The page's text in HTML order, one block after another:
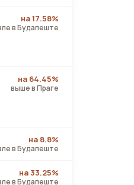
на 17.58%
в Будапеште
на 64.45%
выше в Праге
на 8.8%
в Будапеште
на 33.25%
в Будапеште